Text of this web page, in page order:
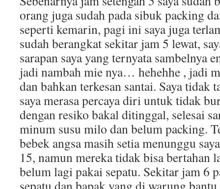
orang juga sudah pada sibuk packing
seperti kemarin, pagi ini saya juga
sudah berangkat sekitar jam 5 lewat,
sarapan saya yang ternyata sambelnya
jadi nambah mie nya… hehehhe , jadi
dan bahkan terkesan santai. Saya tidak
saya merasa percaya diri untuk tidak
dengan resiko bakal ditinggal, selesai
minum susu milo dan belum packing.
bebek angsa masih setia menunggu
15, namun mereka tidak bisa bertahan
belum lagi pakai sepatu. Sekitar jam 6
sepatu dan bapak yang di warung